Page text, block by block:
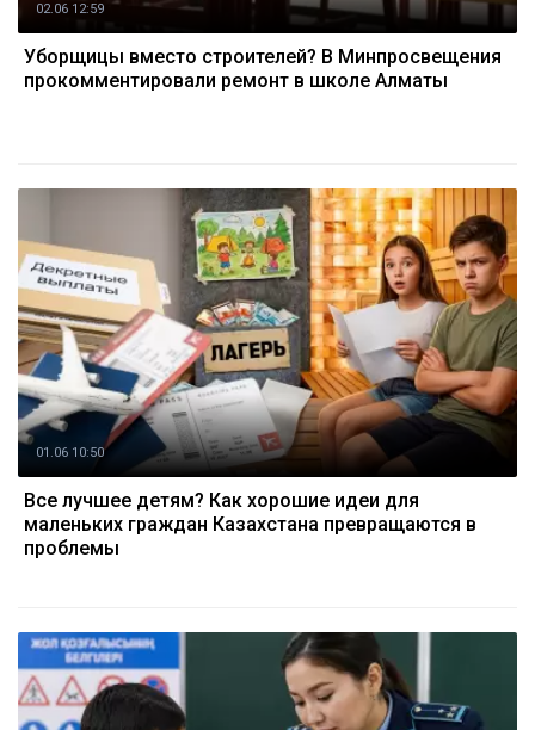
02.06 12:59
Уборщицы вместо строителей? В Минпросвещения
прокомментировали ремонт в школе Алматы
01.06 10:50
Все лучшее детям? Как хорошие идеи для
маленьких граждан Казахстана превращаются в
проблемы